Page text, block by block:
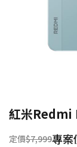
紅米Redmi
定價$7,999專案